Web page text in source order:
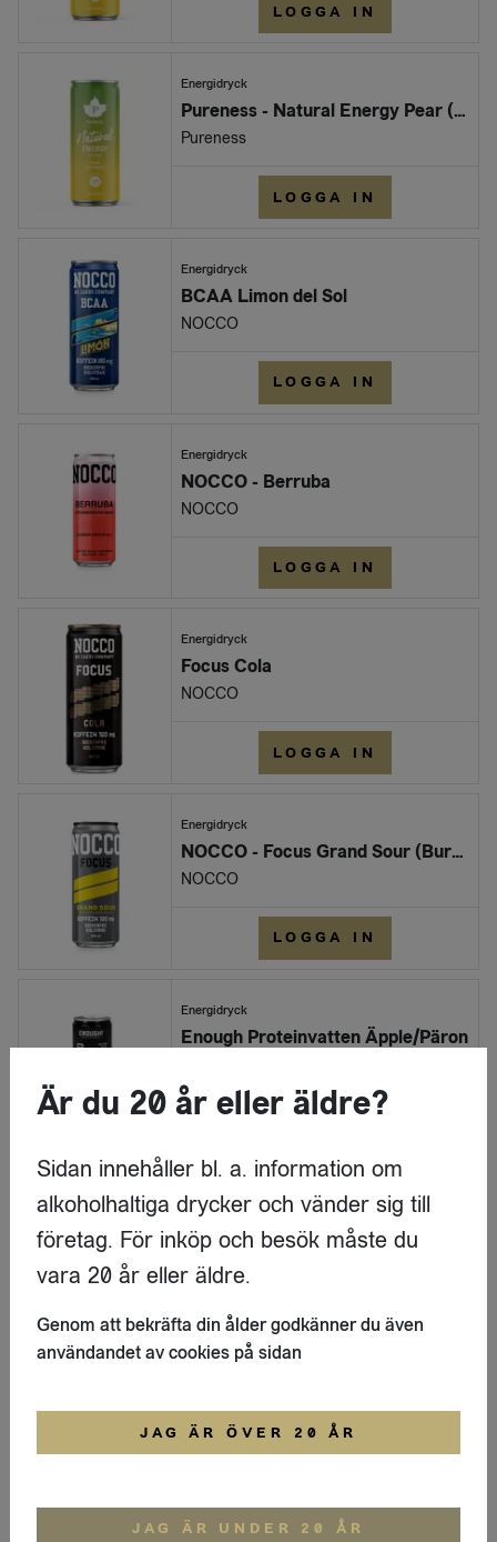
LOGGA IN
Energidryck
Pureness - Natural Energy Pear (Burk 330 ml)
Pureness
LOGGA IN
Energidryck
BCAA Limon del Sol
NOCCO
LOGGA IN
Energidryck
NOCCO - Berruba
NOCCO
LOGGA IN
Energidryck
Focus Cola
NOCCO
LOGGA IN
Energidryck
NOCCO - Focus Grand Sour (Burk 330 ml)
NOCCO
LOGGA IN
Energidryck
Enough Proteinvatten Äpple/Päron
Energidryck
Enough Proteinvatten clementin
Enough
Enough Proteinvatten skogsbär
Enough
Är du 20 år eller äldre?
Sidan innehåller bl. a. information om
alkoholhaltiga drycker och vänder sig till
företag. För inköp och besök måste du
vara 20 år eller äldre.
Genom att bekräfta din ålder godkänner du även
användandet av cookies på sidan
JAG ÄR ÖVER 20 ÅR
JAG ÄR UNDER 20 ÅR